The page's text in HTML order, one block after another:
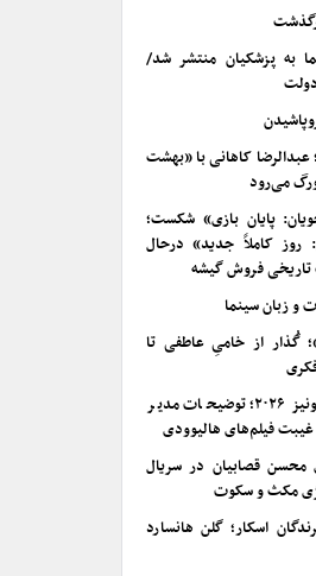
به پزشکیان منتشر شد/
عبدالرضا کاهانی با «بهشت
می‌رود
پایان بازی» شکست؛
روز کاملاً جدید» درحال
تاریخی فروش گیشه
و زبان سینما
گُذار از خامیِ عاطفی تا
فستیوال فیلم ونیز ۲۰۲۶؛ توضیحات مدیر
غیبت فیلم‌های هالیوودی
محسن قصابیان در سریال
مکث و سکوت
اسکار؛ گلن هانسارد